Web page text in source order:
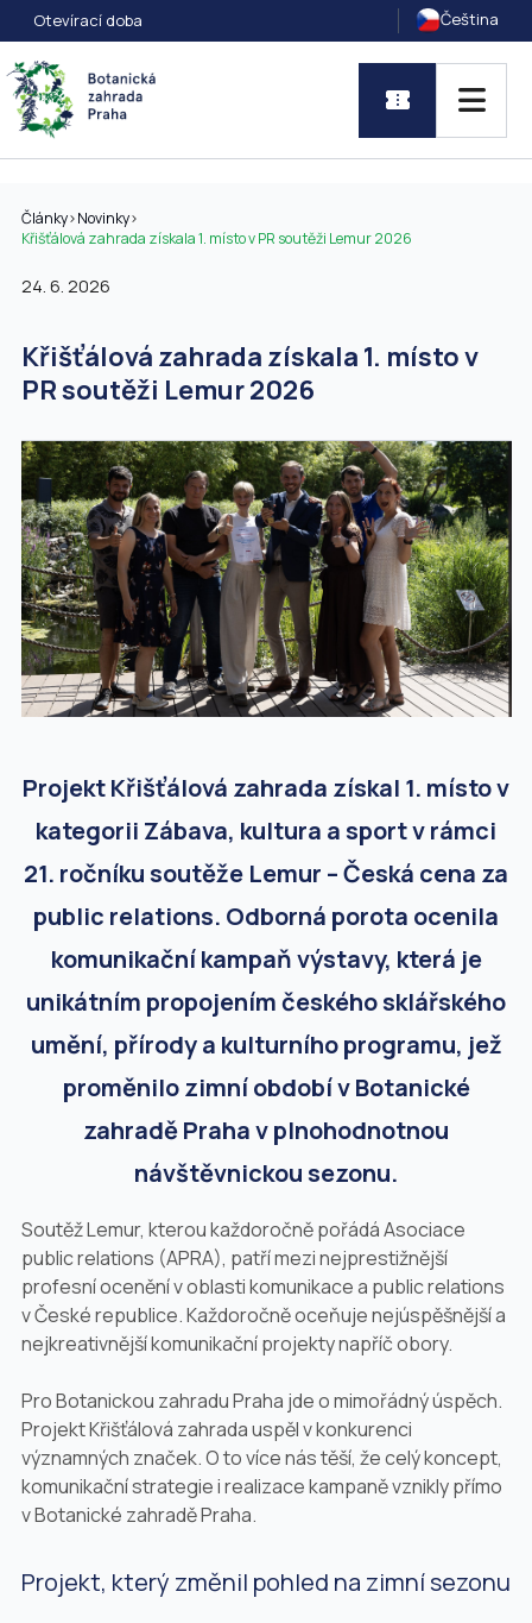
Otevírací doba Čeština
Články>Novinky>
Křišťálová zahrada získala 1. místo v PR soutěži Lemur 2026
24. 6. 2026
Křišťálová zahrada získala 1. místo v
PR soutěži Lemur 2026
Projekt Křišťálová zahrada získal 1. místo v
kategorii Zábava, kultura a sport v rámci
21. ročníku soutěže Lemur – Česká cena za
public relations. Odborná porota ocenila
komunikační kampaň výstavy, která je
unikátním propojením českého sklářského
umění, přírody a kulturního programu, jež
proměnilo zimní období v Botanické
zahradě Praha v plnohodnotnou
návštěvnickou sezonu.
Soutěž Lemur, kterou každoročně pořádá Asociace
public relations (APRA), patří mezi nejprestižnější
profesní ocenění v oblasti komunikace a public relations
v České republice. Každoročně oceňuje nejúspěšnější a
nejkreativnější komunikační projekty napříč obory.
Pro Botanickou zahradu Praha jde o mimořádný úspěch.
Projekt Křišťálová zahrada uspěl v konkurenci
významných značek. O to více nás těší, že celý koncept,
komunikační strategie i realizace kampaně vznikly přímo
v Botanické zahradě Praha.
Projekt, který změnil pohled na zimní sezonu